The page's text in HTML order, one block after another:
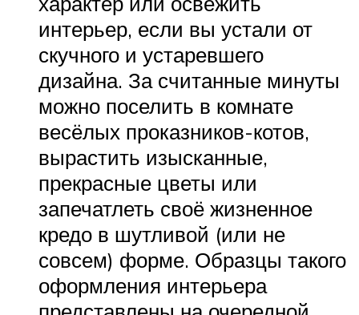
интерьер, если вы устали от
скучного и устаревшего
дизайна. За считанные минуты
можно поселить в комнате
весёлых проказников-котов,
вырастить изысканные,
прекрасные цветы или
запечатлеть своё жизненное
кредо в шутливой (или не
совсем) форме. Образцы такого
оформления интерьера